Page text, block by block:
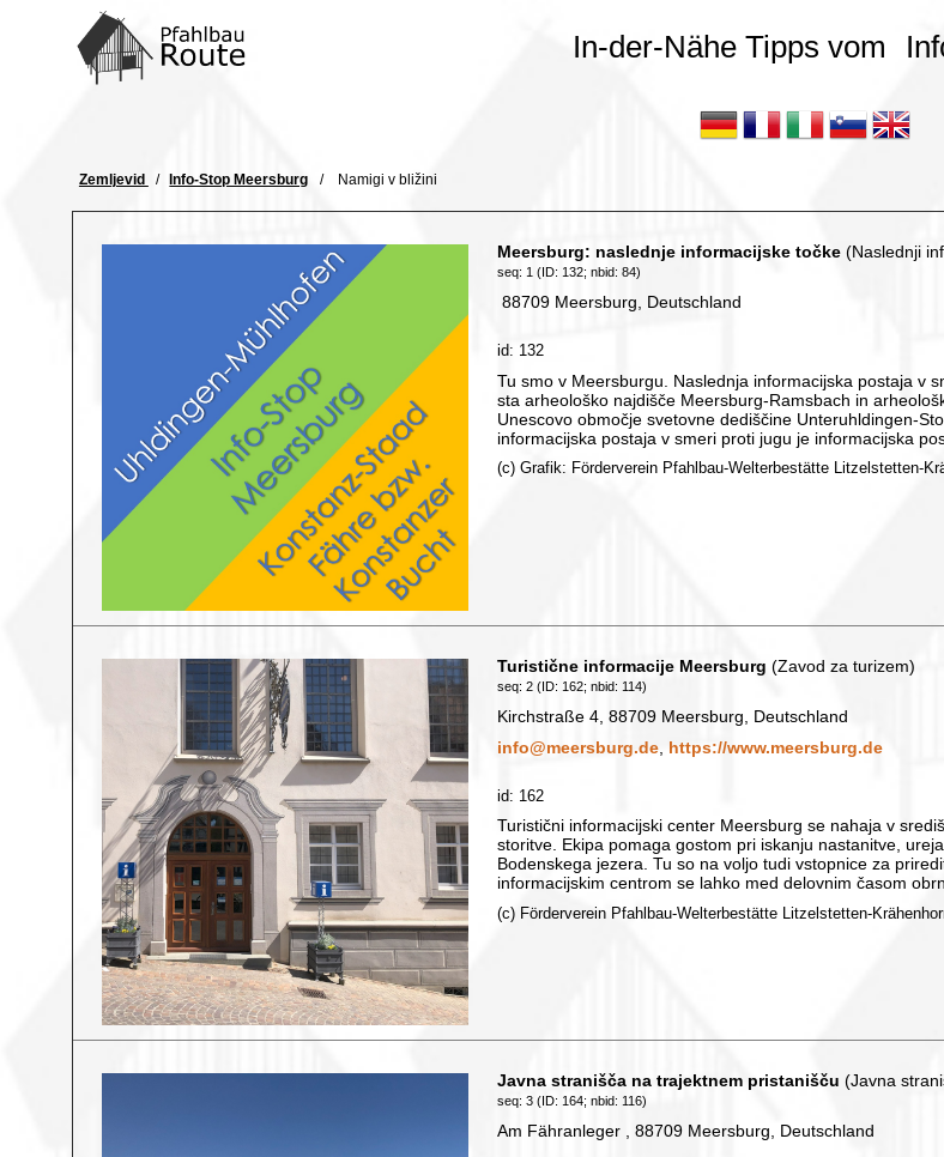
In-der-Nähe Tipps vom
Koncept
Zemljevid Info-Stop Meersburg Namigi v bližini
Meersburg: naslednje informacijske točke (Naslednji
seq: 1 (ID: 132; nbid: 84)
88709 Meersburg, Deutschland
id: 132
Tu smo v Meersburgu. Naslednja informacijska postaja v
sta arheološko najdišče Meersburg-Ramsbach in
Unescovo območje svetovne dediščine Unteruhldingen-
informacijska postaja v smeri proti jugu je informacijska
(c) Grafik: Förderverein Pfahlbau-Welterbestätte Litzelstetten-
Turistične informacije Meersburg (Zavod za turizem)
seq: 2 (ID: 162; nbid: 114)
Kirchstraße 4, 88709 Meersburg, Deutschland
info@meersburg.de https://www.meersburg.de
id: 162
Turistični informacijski center Meersburg se nahaja v
storitve. Ekipa pomaga gostom pri iskanju nastanitve,
Bodenskega jezera. Tu so na voljo tudi vstopnice za
informacijskim centrom se lahko med delovnim časom
(c) Förderverein Pfahlbau-Welterbestätte Litzelstetten-
Javna stranišča na trajektnem pristanišču (Javna
seq: 3 (ID: 164; nbid: 116)
Am Fähranleger , 88709 Meersburg, Deutschland